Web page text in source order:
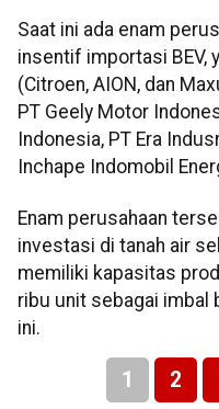
‎Saat ini ada enam
insentif importasi BEV,
(Citroen, AION, dan
PT Geely Motor
Indonesia, PT Era
Inchape Indomobil
‎Enam perusahaan
investasi di tanah air
memiliki kapasitas
ribu unit sebagai imbal
ini.
1 2